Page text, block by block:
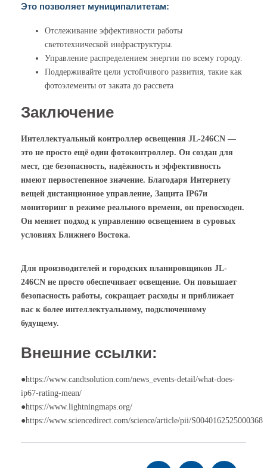
Это позволяет муниципалитетам:
Отслеживание эффективности работы
светотехнической инфраструктуры.
Управление распределением энергии по всему городу.
Поддерживайте цели устойчивого развития, такие как
фотоэлементы от заката до рассвета
Заключение
Интеллектуальный контроллер освещения JL-246CN —
это не просто ещё один фотоконтроллер. Он создан для
мест, где безопасность, надёжность и эффективность
имеют первостепенное значение. Благодаря Интернету
вещей дистанционное управление, Защита IP67и
мониторинг в режиме реального времени, он превосходен.
Он меняет подход к управлению освещением в суровых
условиях Ближнего Востока.
Для производителей и городских планировщиков JL-
246CN не просто обеспечивает освещение. Он повышает
безопасность работы, сокращает расходы и приближает
вас к более интеллектуальному, подключенному
будущему.
Внешние ссылки:
●https://www.candtsolution.com/news_events-detail/what-does-
ip67-rating-mean/
●https://www.lightningmaps.org/
●https://www.sciencedirect.com/science/article/pii/S0040162525000368